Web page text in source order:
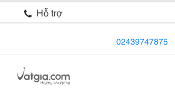
Hỗ trợ
02439747875